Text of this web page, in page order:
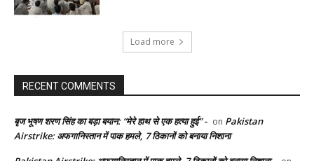
Load more
RECENT COMMENTS
बृज भूषण शरण सिंह का बड़ा बयान: “मेरे हाथ से एक हत्या हुई” - on Pakistan
Airstrike: अफगानिस्तान में पाक हमले, 7 ठिकानों को बनाया निशाना